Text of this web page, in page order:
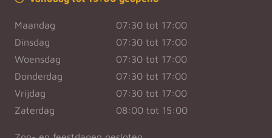
Maandag
07:30 tot 17:00
Dinsdag
07:30 tot 17:00
Woensdag
07:30 tot 17:00
Donderdag
07:30 tot 17:00
Vrijdag
07:30 tot 17:00
Zaterdag
08:00 tot 15:00